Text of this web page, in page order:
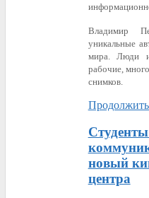
Владимир
уникальные
мира. Люди
рабочие,
снимков.
новый
центра